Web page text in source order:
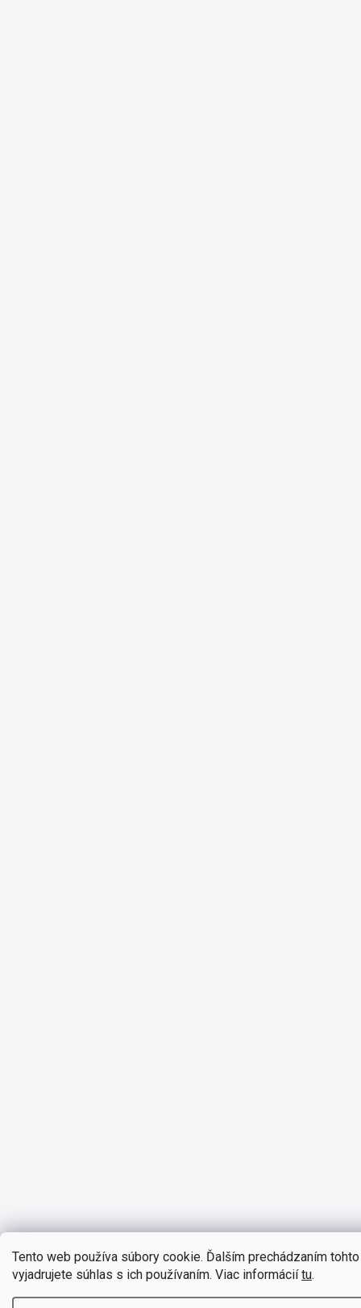
Tento web používa súbory cookie. Ďalším prechádzaním
vyjadrujete súhlas s ich používaním. Viac informáciítu.